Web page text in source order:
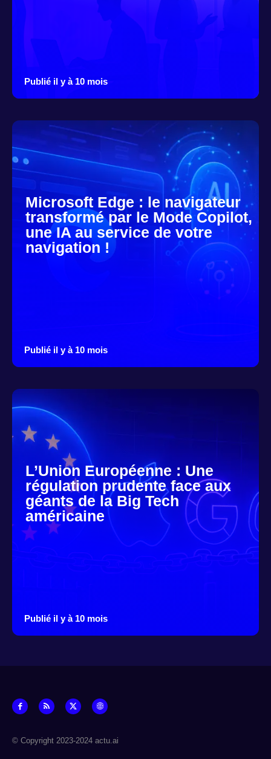
Publié il y à 10 mois
Microsoft Edge : le navigateur
transformé par le Mode Copilot,
une IA au service de votre
navigation !
Publié il y à 10 mois
L’Union Européenne : Une
régulation prudente face aux
géants de la Big Tech
américaine
Publié il y à 10 mois
© Copyright 2023-2024 actu.ai